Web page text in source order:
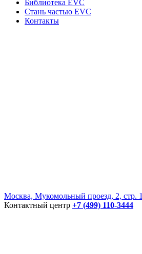
Библиотека EVC
Стань частью EVC
Контакты
Москва, Мукомольный проезд, 2, стр. 1
Контактный центр +7 (499) 110-3444